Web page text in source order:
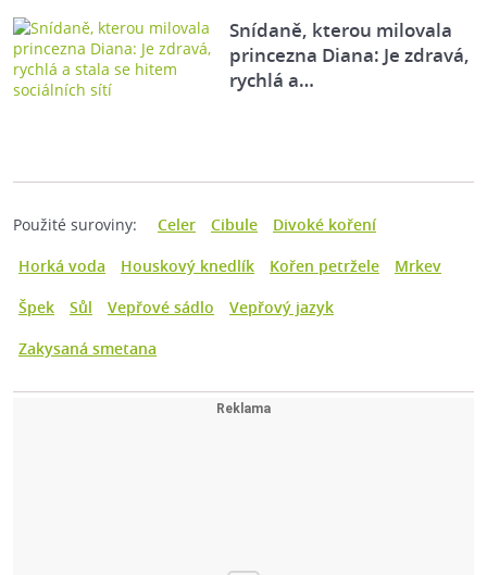
Snídaně, kterou milovala
princezna Diana: Je zdravá,
rychlá a…
Použité suroviny: Celer Cibule
Divoké koření
Horká voda
Houskový knedlík Kořen petržele
Mrkev
Špek
Sůl Vepřové sádlo
Vepřový jazyk
Zakysaná smetana